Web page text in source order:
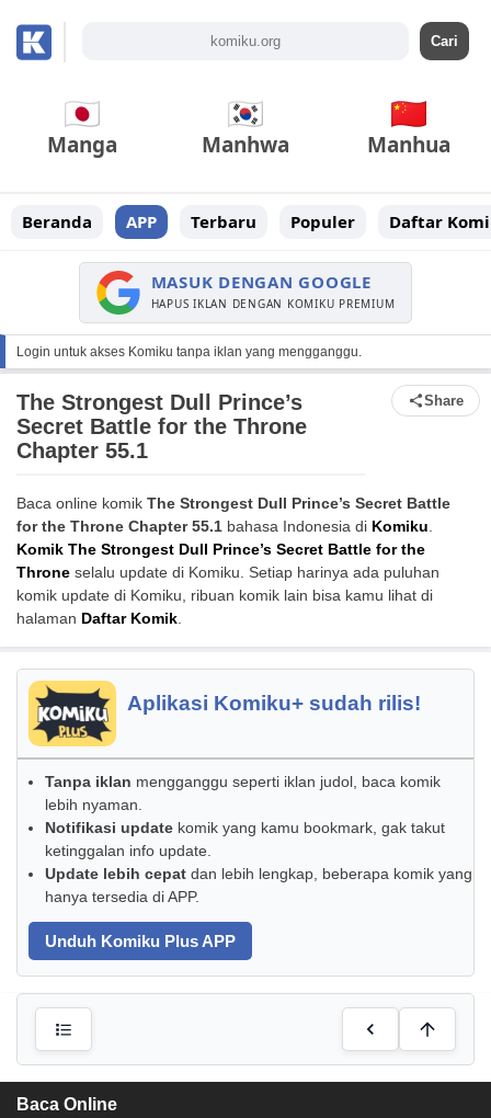
Manga Manhwa Manhua
Beranda APP Terbaru Populer Daftar
MASUK DENGAN GOOGLE
HAPUS IKLAN DENGAN KOMIKU PREMIUM
Login untuk akses Komiku tanpa iklan yang mengganggu.
The Strongest Dull Prince’s
Secret Battle for the Throne
Chapter 55.1
Share
Baca online komik The Strongest Dull Prince’s Secret Battle
for the Throne Chapter 55.1 bahasa Indonesia di Komiku.
Komik The Strongest Dull Prince’s Secret Battle for the
Throne selalu update di Komiku. Setiap harinya ada puluhan
komik update di Komiku, ribuan komik lain bisa kamu lihat di
halaman Daftar Komik.
Aplikasi Komiku+ sudah rilis!
Tanpa iklan mengganggu seperti iklan judol, baca komik
lebih nyaman.
Notifikasi update komik yang kamu bookmark, gak takut
ketinggalan info update.
Update lebih cepat dan lebih lengkap, beberapa komik yang
hanya tersedia di APP.
Unduh Komiku Plus APP
Baca Online